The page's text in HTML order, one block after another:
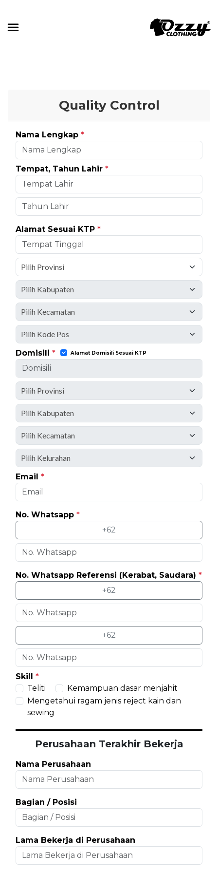
Quality Control
Nama Lengkap *
Tempat, Tahun Lahir *
Alamat Sesuai KTP *
Domisili * Alamat Domisili Sesuai KTP
Email *
No. Whatsapp *
+62
No. Whatsapp Referensi (Kerabat, Saudara) *
+62
+62
Skill *
Teliti
Kemampuan dasar menjahit
Mengetahui ragam jenis reject kain dan
sewing
Perusahaan Terakhir Bekerja
Nama Perusahaan
Bagian / Posisi
Lama Bekerja di Perusahaan